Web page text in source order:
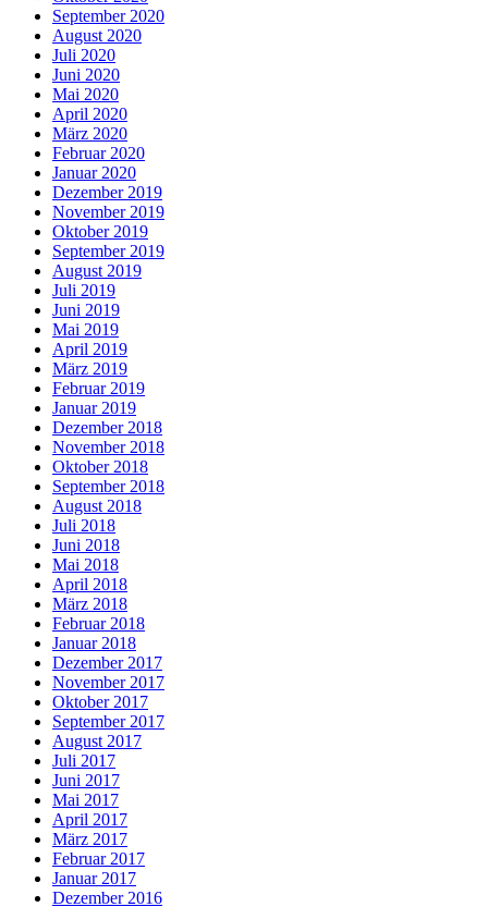
September 2020
August 2020
Juli 2020
Juni 2020
Mai 2020
April 2020
März 2020
Februar 2020
Januar 2020
Dezember 2019
November 2019
Oktober 2019
September 2019
August 2019
Juli 2019
Juni 2019
Mai 2019
April 2019
März 2019
Februar 2019
Januar 2019
Dezember 2018
November 2018
Oktober 2018
September 2018
August 2018
Juli 2018
Juni 2018
Mai 2018
April 2018
März 2018
Februar 2018
Januar 2018
Dezember 2017
November 2017
Oktober 2017
September 2017
August 2017
Juli 2017
Juni 2017
Mai 2017
April 2017
März 2017
Februar 2017
Januar 2017
Dezember 2016